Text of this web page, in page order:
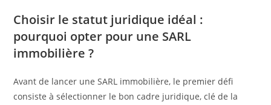
Choisir le statut juridique idéal :
pourquoi opter pour une SARL
immobilière ?
Avant de lancer une SARL immobilière, le premier défi
consiste à sélectionner le bon cadre juridique, clé de la